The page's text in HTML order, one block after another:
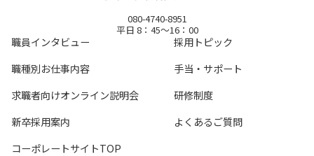
080-4740-8951
平日 8：45～16：00
職員インタビュー
採用トピック
職種別お仕事内容
手当・サポート
求職者向けオンライン説明会
研修制度
新卒採用案内
よくあるご質問
コーポレートサイトTOP